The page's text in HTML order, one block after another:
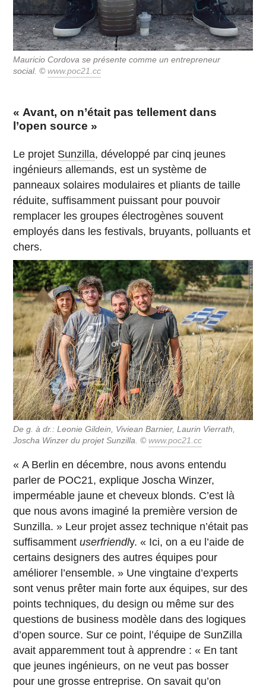
Mauricio Cordova se présente comme un entrepreneur
social. ©www.poc21.cc
« Avant, on n’était pas tellement dans
l’open source »
Le projet Sunzilla, développé par cinq jeunes
ingénieurs allemands, est un système de
panneaux solaires modulaires et pliants de taille
réduite, suffisamment puissant pour pouvoir
remplacer les groupes électrogènes souvent
employés dans les festivals, bruyants, polluants et
chers.
De g. à dr.: Leonie Gildein, Viviean Barnier, Laurin Vierrath,
Joscha Winzer du projet Sunzilla. ©www.poc21.cc
« A Berlin en décembre, nous avons entendu
parler de POC21, explique Joscha Winzer,
imperméable jaune et cheveux blonds. C’est là
que nous avons imaginé la première version de
Sunzilla. » Leur projet assez technique n’était pas
suffisammentuserfriendly. « Ici, on a eu l’aide de
certains designers des autres équipes pour
améliorer l’ensemble. » Une vingtaine d’experts
sont venus prêter main forte aux équipes, sur des
points techniques, du design ou même sur des
questions de business modèle dans des logiques
d’open source. Sur ce point, l’équipe de SunZilla
avait apparemment tout à apprendre : « En tant
que jeunes ingénieurs, on ne veut pas bosser
pour une grosse entreprise. On savait qu’on